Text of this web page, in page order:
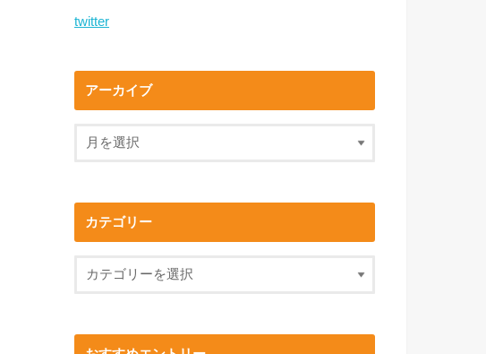
twitter
アーカイブ
カテゴリー